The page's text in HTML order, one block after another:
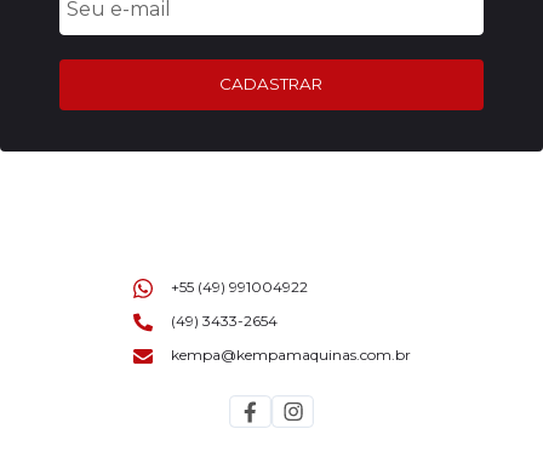
CADASTRAR
+55 (49) 991004922
(49) 3433-2654
kempa@kempamaquinas.com.br